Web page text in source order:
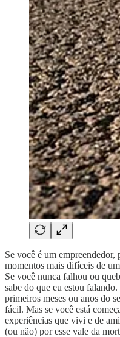
Se você é um
momentos mais difíceis de
Se você nunca falhou ou
sabe do que eu estou
primeiros meses ou anos do
fácil. Mas se você está
experiências que vivi e de
(ou não) por esse vale da